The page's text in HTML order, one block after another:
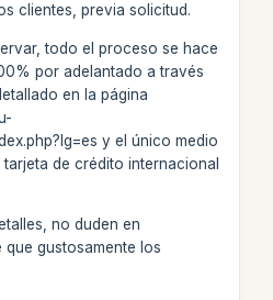
clientes, previa solicitud.
todo el proceso se hace
por adelantado a través
en la página
y el único medio
de crédito internacional
no duden en
gustosamente los